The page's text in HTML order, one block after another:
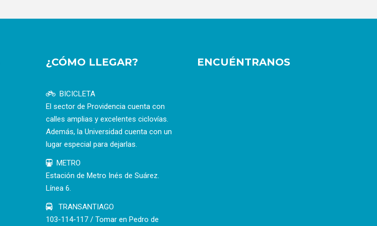
¿CÓMO LLEGAR?
BICICLETA
El sector de Providencia cuenta con
calles amplias y excelentes ciclovías.
Además, la Universidad cuenta con un
lugar especial para dejarlas.
METRO
Estación de Metro Inés de Suárez.
Línea 6.
TRANSANTIAGO
103-114-117 / Tomar en Pedro de
ENCUÉNTRANOS